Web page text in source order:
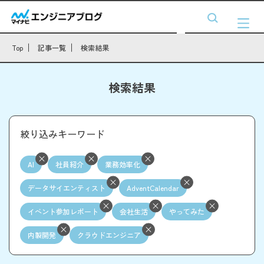
Top 記事一覧 検索結果
検索結果
絞り込みキーワード
AI 社員紹介 業務効率化
データサイエンティスト AdventCalendar
イベント参加レポート 会社生活 やってみた
内製開発 クラウドエンジニア